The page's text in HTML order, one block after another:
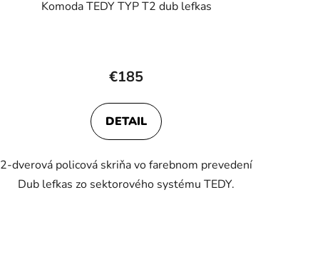
Komoda TEDY TYP T2 dub lefkas
€185
DETAIL
2-dverová policová skriňa vo farebnom prevedení
Dub lefkas zo sektorového systému TEDY.